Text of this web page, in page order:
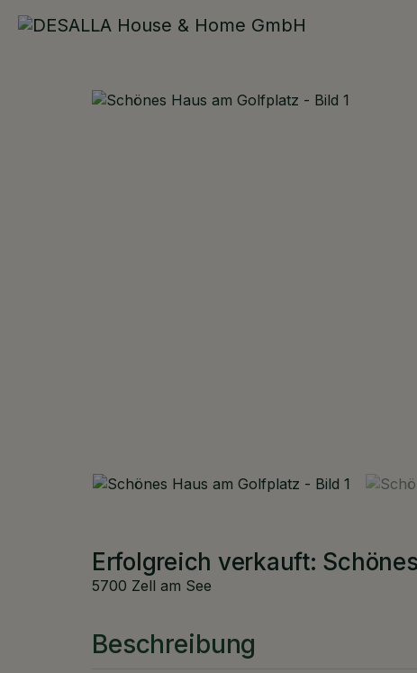
Erfolgreich verkauft:
5700 Zell am See
Beschreibung